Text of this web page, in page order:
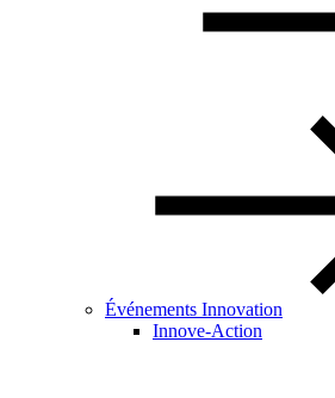
Événements Innovation
Innove-Action